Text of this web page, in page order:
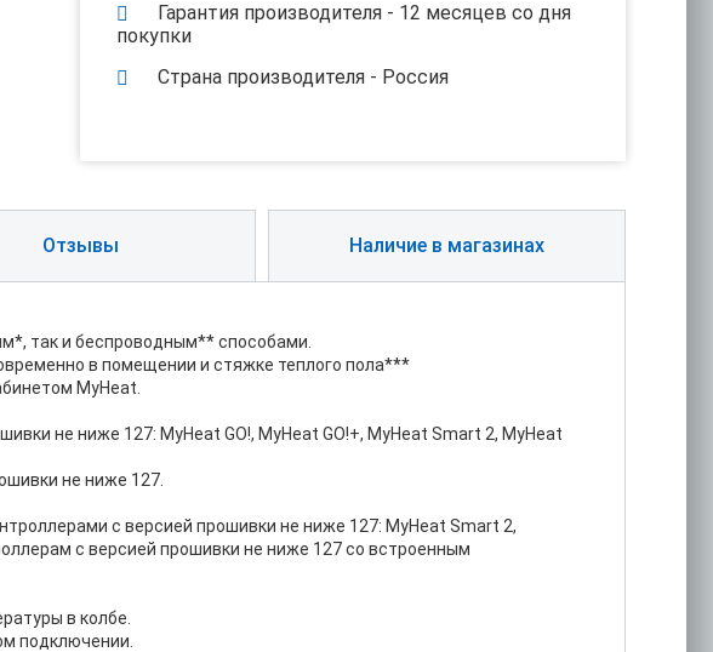
Гарантия производителя - 12 месяцев со дня
покупки
Страна производителя - Россия
Отзывы Наличие в магазинах
так и беспроводным** способами.
в помещении и стяжке теплого пола***
MyHeat.
не ниже 127: MyHeat GO!, MyHeat GO!+, MyHeat Smart 2, MyHeat
не ниже 127.
с версией прошивки не ниже 127: MyHeat Smart 2,
с версией прошивки не ниже 127 со встроенным
в колбе.
подключении.